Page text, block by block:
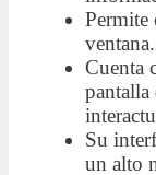
Permite
ventana.
Cuenta
pantalla
Su
un alto